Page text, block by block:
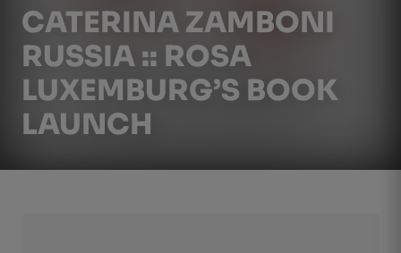
CATERINA ZAMBONI
RUSSIA :: ROSA
LUXEMBURG’S BOOK
LAUNCH